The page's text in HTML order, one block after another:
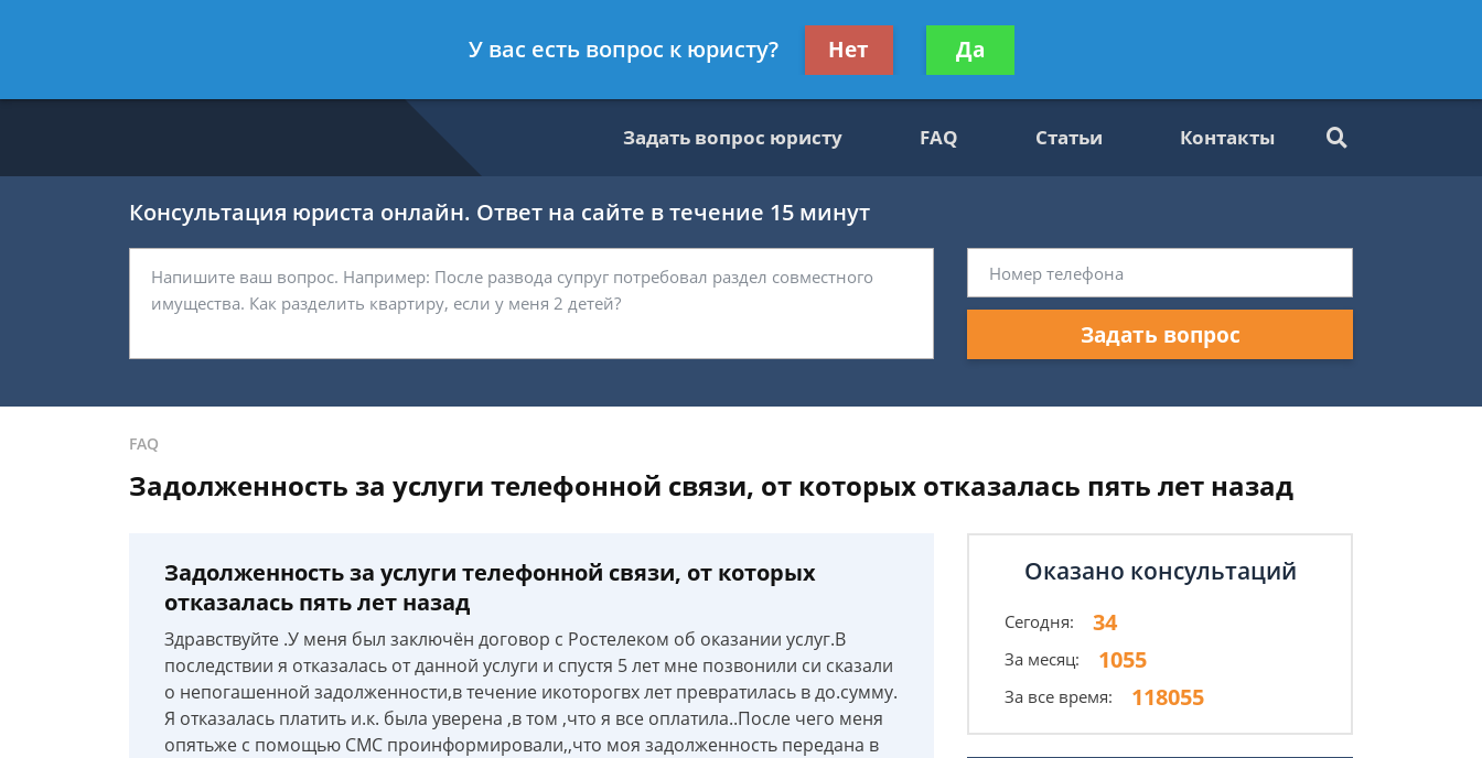
- Налоговый консультант, служащий ФНС
Получите консультацию
бесплатно
Задать вопрос юристу FAQ Статьи Контакты
Консультация юриста онлайн. Ответ на сайте в течение 15 минут
Задать вопрос
FAQ
Задолженность за услуги телефонной связи, от которых отказалась пять лет назад
Задолженность за услуги телефонной связи, от которых
отказалась пять лет назад
Здравствуйте .У меня был заключён договор с Ростелеком об оказании услуг.В
последствии я отказалась от данной услуги и спустя 5 лет мне позвонили си сказали
о непогашенной задолженности,в течение икоторогвх лет превратилась в до.сумму.
Я отказалась платить и.к. была уверена ,в том ,что я все оплатила..После чего меня
опятьже с помощью СМС проинформировали,,что моя задолженность передана в
Оказано консультаций
Сегодня: 34
За месяц: 1055
За все время: 118055
У вас есть вопрос к юристу? Нет Да